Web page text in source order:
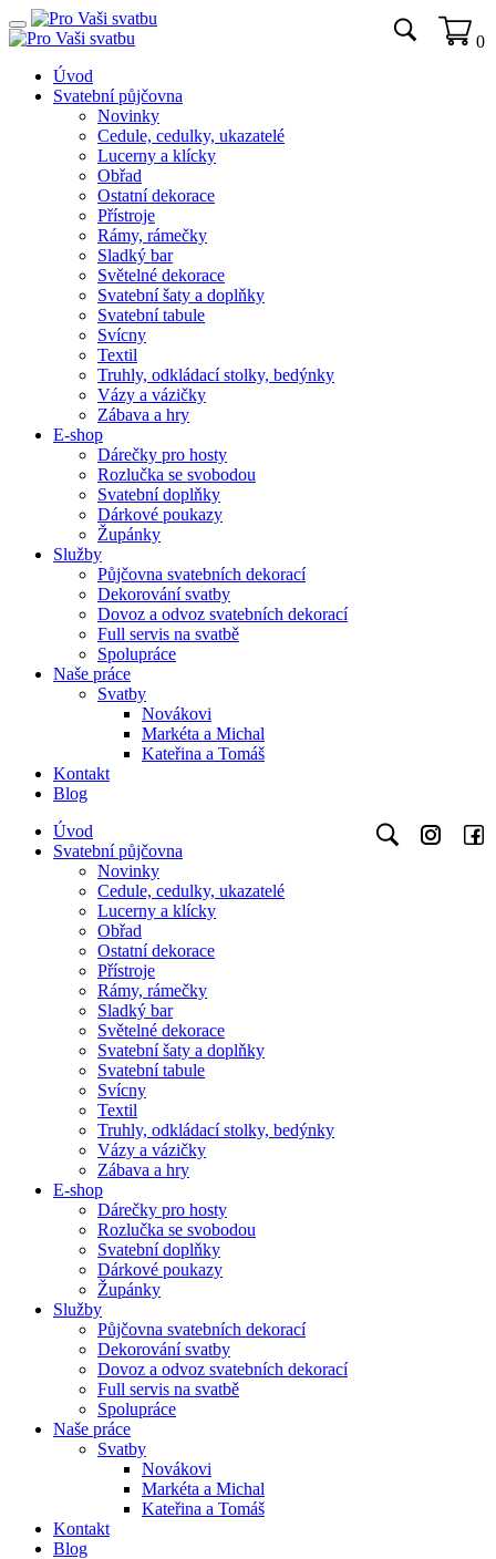
Úvod
Svatební půjčovna
Novinky
Cedule, cedulky, ukazatelé
Lucerny a klícky
Obřad
Ostatní dekorace
Přístroje
Rámy, rámečky
Sladký bar
Světelné dekorace
Svatební šaty a doplňky
Svatební tabule
Svícny
Textil
Truhly, odkládací stolky, bedýnky
Vázy a vázičky
Zábava a hry
E-shop
Dárečky pro hosty
Rozlučka se svobodou
Svatební doplňky
Dárkové poukazy
Župánky
Služby
Půjčovna svatebních dekorací
Dekorování svatby
Dovoz a odvoz svatebních dekorací
Full servis na svatbě
Spolupráce
Naše práce
Svatby
Novákovi
Markéta a Michal
Kateřina a Tomáš
Kontakt
Blog
0
Úvod
Svatební půjčovna
Novinky
Cedule, cedulky, ukazatelé
Lucerny a klícky
Obřad
Ostatní dekorace
Přístroje
Rámy, rámečky
Sladký bar
Světelné dekorace
Svatební šaty a doplňky
Svatební tabule
Svícny
Textil
Truhly, odkládací stolky, bedýnky
Vázy a vázičky
Zábava a hry
E-shop
Dárečky pro hosty
Rozlučka se svobodou
Svatební doplňky
Dárkové poukazy
Župánky
Služby
Půjčovna svatebních dekorací
Dekorování svatby
Dovoz a odvoz svatebních dekorací
Full servis na svatbě
Spolupráce
Naše práce
Svatby
Novákovi
Markéta a Michal
Kateřina a Tomáš
Kontakt
Blog